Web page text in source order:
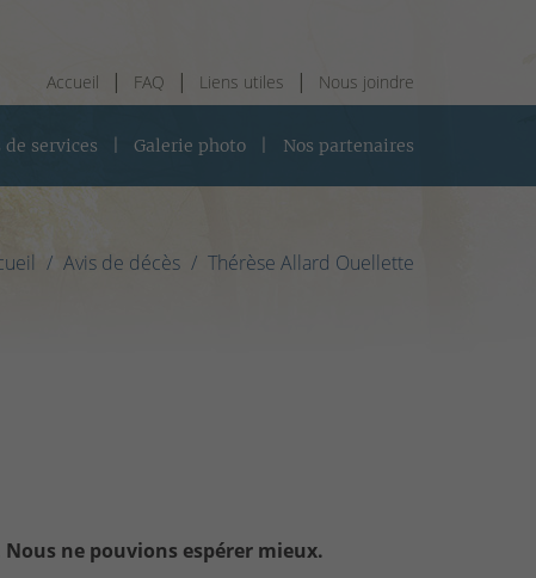
Accueil FAQ Liens utiles Nous joindre
de services Galerie photo Nos partenaires
Avis de décès Thérèse Allard Ouellette
ne pouvions espérer mieux.